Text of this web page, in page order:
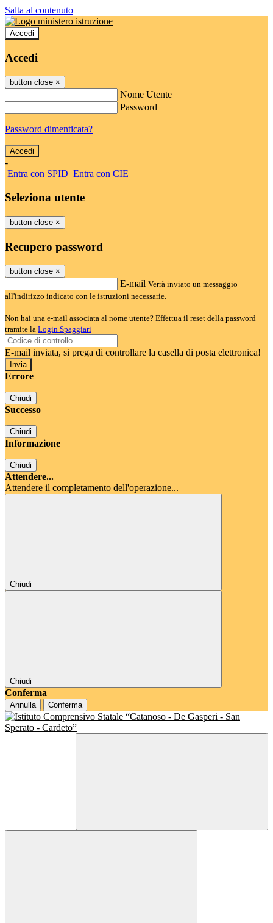
Salta al contenuto
Accedi
Accedi
button close ×
Nome Utente
Password
Password dimenticata?
-
Entra con SPID Entra con CIE
Seleziona utente
button close ×
Recupero password
button close ×
E-mail Verrà inviato un messaggio
all'indirizzo indicato con le istruzioni necessarie.
Non hai una e-mail associata al nome utente? Effettua il reset della password
tramite la Login Spaggiari
E-mail inviata, si prega di controllare la casella di posta elettronica!
Errore
Chiudi
Successo
Chiudi
Informazione
Chiudi
Attendere...
Attendere il completamento dell'operazione...
Chiudi
Chiudi
Conferma
Annulla Conferma